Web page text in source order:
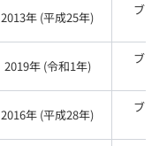
2013年 (平成25年)
ブラ
2019年 (令和1年)
ブラ
2016年 (平成28年)
ブラ